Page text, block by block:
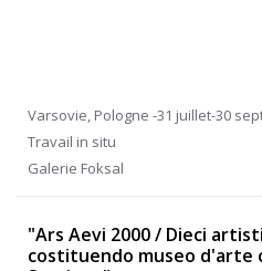
Varsovie, Pologne -31 juillet-30
Travail in situ
Galerie Foksal
"Ars Aevi 2000 / Dieci
costituendo museo d'arte